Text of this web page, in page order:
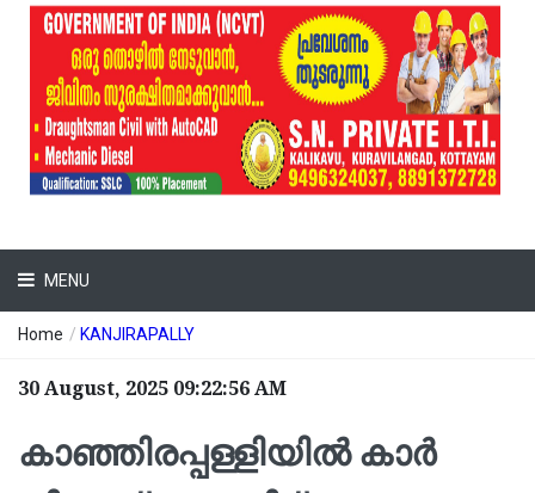
MENU
Home / KANJIRAPALLY
30 August, 2025 09:22:56 AM
കാഞ്ഞിരപ്പള്ളിയില്‍ കാർ